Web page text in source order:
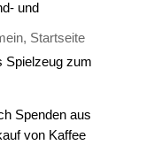
, Startseite
und
Spielzeug zum
Spenden aus
von Kaffee